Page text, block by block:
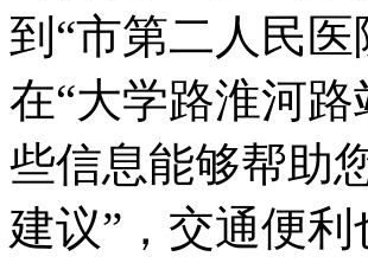
到“市第二人民
在“大学路淮河
些信息能够帮助
建议”，交通便